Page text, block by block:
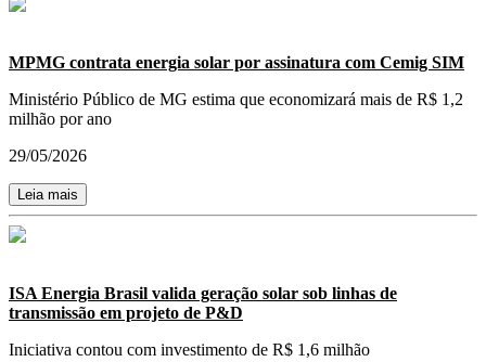
MPMG contrata energia solar por assinatura com Cemig SIM
Ministério Público de MG estima que economizará mais de R$ 1,2
milhão por ano
29/05/2026
Leia mais
ISA Energia Brasil valida geração solar sob linhas de
transmissão em projeto de P&D
Iniciativa contou com investimento de R$ 1,6 milhão